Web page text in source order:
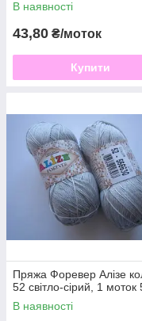
В наявності
43,80 ₴/моток
Купити
Пряжа Форевер Алізе
52 світло-сірий, 1 моток
В наявності